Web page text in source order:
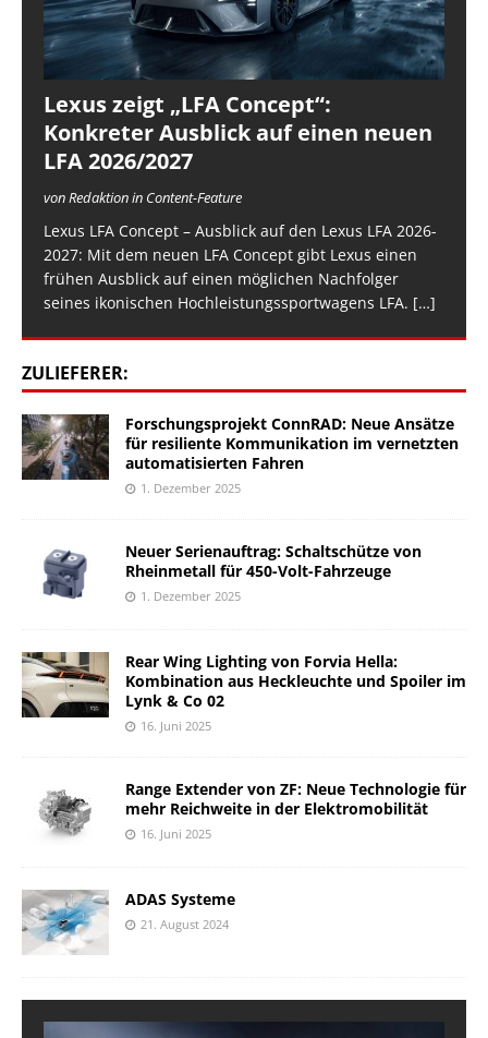
Lexus zeigt „LFA Concept“:
Konkreter Ausblick auf einen neuen
LFA 2026/2027
von Redaktion in Content-Feature
Lexus LFA Concept – Ausblick auf den Lexus LFA 2026-
2027: Mit dem neuen LFA Concept gibt Lexus einen
frühen Ausblick auf einen möglichen Nachfolger
seines ikonischen Hochleistungssportwagens LFA. […]
ZULIEFERER:
Forschungsprojekt ConnRAD: Neue Ansätze
für resiliente Kommunikation im vernetzten
automatisierten Fahren
1. Dezember 2025
Neuer Serienauftrag: Schaltschütze von
Rheinmetall für 450-Volt-Fahrzeuge
1. Dezember 2025
Rear Wing Lighting von Forvia Hella:
Kombination aus Heckleuchte und Spoiler im
Lynk & Co 02
16. Juni 2025
Range Extender von ZF: Neue Technologie für
mehr Reichweite in der Elektromobilität
16. Juni 2025
ADAS Systeme
21. August 2024